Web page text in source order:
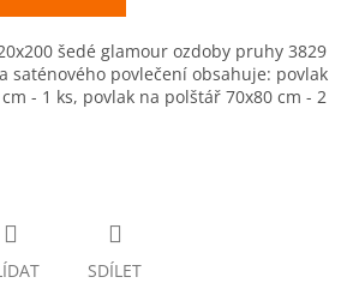
šedé glamour ozdoby pruhy 3829
saténového povlečení obsahuje: povlak
- 1 ks, povlak na polštář 70x80 cm - 2
SDÍLET